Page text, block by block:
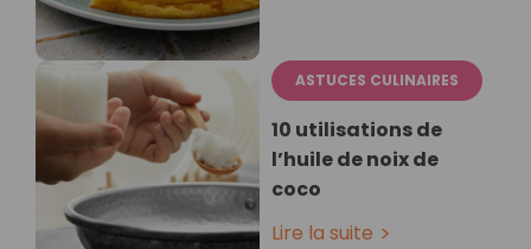
ASTUCES CULINAIRES
10 utilisations de
l’huile de noix de
coco
Lire la suite